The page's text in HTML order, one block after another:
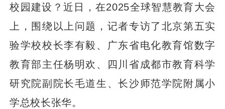
校园建设？近日，在2025全球智慧教育大会
上，围绕以上问题，记者专访了北京第五实
验学校校长李有毅、广东省电化教育馆数字
教育部主任杨明欢、四川省成都市教育科学
研究院副院长毛道生、长沙师范学院附属小
学总校长张华。